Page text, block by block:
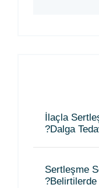
İlaçla
Dalga